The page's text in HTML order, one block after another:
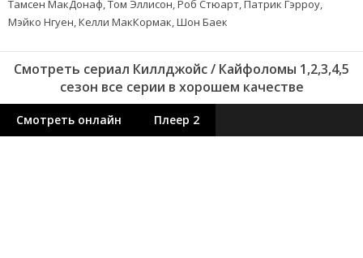
Тамсен МакДонаф, Том Эллисон, Роб Стюарт, Патрик Гэрроу,
Мэйко Нгуен, Келли МакКормак, Шон Баек
Смотреть сериал Киллджойс / Кайфоломы 1,2,3,4,5
сезон все серии в хорошем качестве
Смотреть онлайн Плеер 2